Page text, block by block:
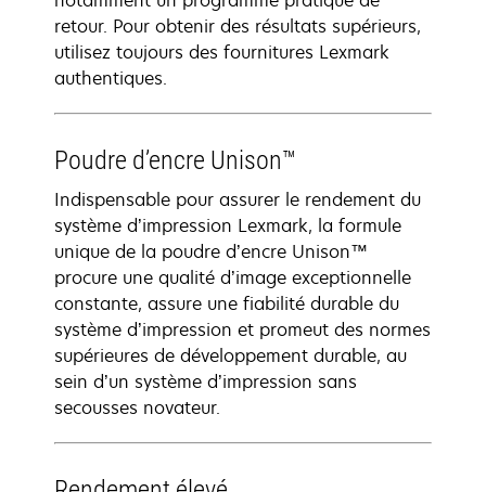
retour. Pour obtenir des résultats supérieurs,
utilisez toujours des fournitures Lexmark
authentiques.
Poudre d’encre Unison™
Indispensable pour assurer le rendement du
système d’impression Lexmark, la formule
unique de la poudre d’encre Unison™
procure une qualité d’image exceptionnelle
constante, assure une fiabilité durable du
système d’impression et promeut des normes
supérieures de développement durable, au
sein d’un système d’impression sans
secousses novateur.